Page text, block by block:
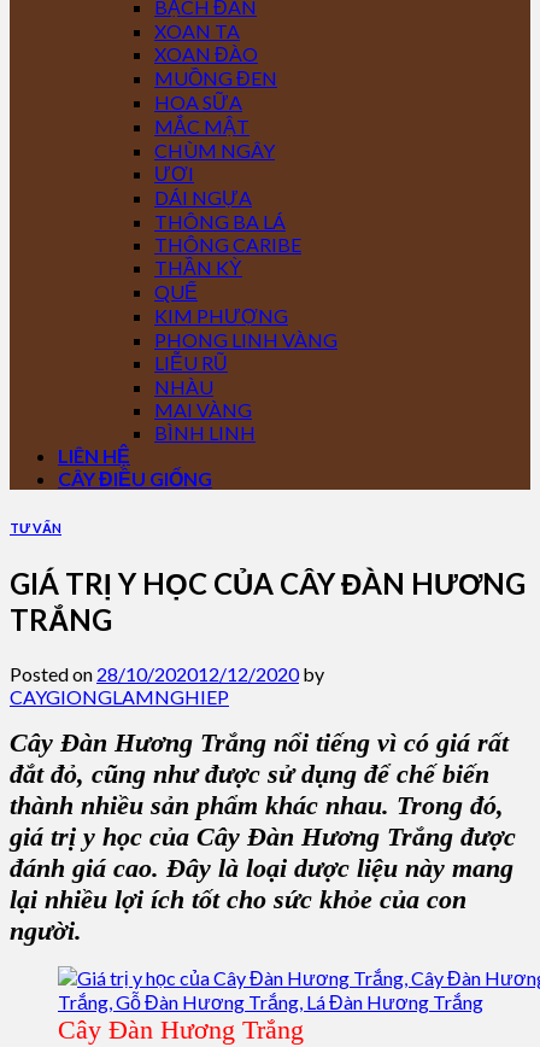
BẠCH ĐÀN
XOAN TA
XOAN ĐÀO
MUỒNG ĐEN
HOA SỮA
MẮC MẬT
CHÙM NGÂY
ƯƠI
DÁI NGỰA
THÔNG BA LÁ
THÔNG CARIBE
THẦN KỲ
QUẾ
KIM PHƯỢNG
PHONG LINH VÀNG
LIỄU RŨ
NHÀU
MAI VÀNG
BÌNH LINH
LIÊN HỆ
CÂY ĐIỀU GIỐNG
TƯ VẤN
GIÁ TRỊ Y HỌC CỦA CÂY ĐÀN HƯƠNG
TRẮNG
Posted on 28/10/202012/12/2020by
CAYGIONGLAMNGHIEP
Cây Đàn Hương Trắng nổi tiếng vì có giá rất
đắt đỏ, cũng như được sử dụng để chế biến
thành nhiều sản phẩm khác nhau. Trong đó,
giá trị y học của Cây Đàn Hương Trắng được
đánh giá cao. Đây là loại dược liệu này mang
lại nhiều lợi ích tốt cho sức khỏe của con
người.
Cây Đàn Hương Trắng